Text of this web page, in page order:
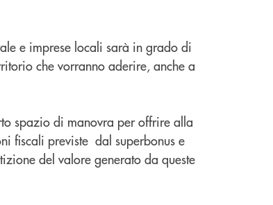
e imprese locali sarà in grado di
che vorranno aderire, anche a
spazio di manovra per offrire alla
fiscali previste dal superbonus e
del valore generato da queste